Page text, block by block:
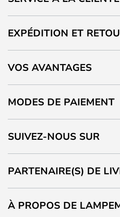
EXPÉDITION ET
VOS AVANTAGES
MODES DE PAIEMENT
SUIVEZ-NOUS SUR
PARTENAIRE(S) DE
À PROPOS DE